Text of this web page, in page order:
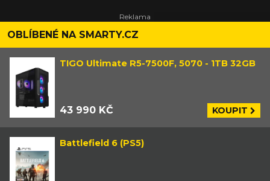
OBLÍBENÉ NA SMARTY.CZ
TIGO Ultimate R5-7500F, 5070 - 1TB 32GB
43 990 KČ KOUPIT
Battlefield 6 (PS5)